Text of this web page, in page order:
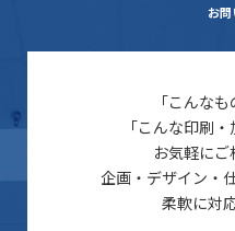
お
「こんな
「こんな印刷
お気軽にご
企画・デザイン・
柔軟に対